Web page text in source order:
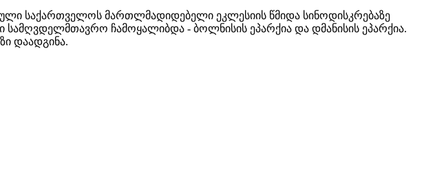
საქართველოს მართლმადიდებელი ეკლესიის წმიდა სინოდისკრებაზე
სამღვდელმთავრო ჩამოყალიბდა - ბოლნისის ეპარქია და დმანისის ეპარქია.
დაადგინა.